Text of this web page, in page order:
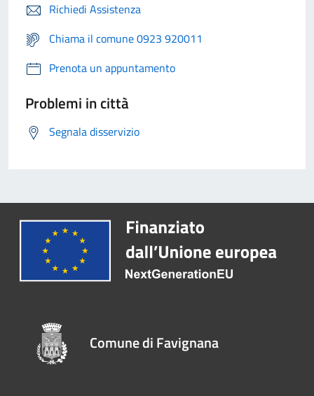
Richiedi Assistenza
Chiama il comune 0923 920011
Prenota un appuntamento
Problemi in città
Segnala disservizio
Comune di Favignana